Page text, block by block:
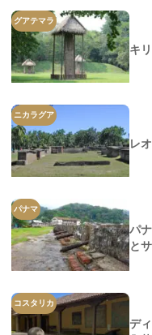
グアテマラ
キ
ニカラグア
レ
パナマ
パ
と
コスタリカ
デ